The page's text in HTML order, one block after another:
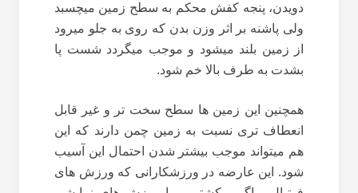
دویدن، پنجه کفش محکم به سطح زمین میچسبد
ولی پاشنه بر اثر وزن بدن که روی به جلو میرود
از زمین بلند میشود و موجب میگردد شست پا
بشدت به طرف بالا خم شود.
همچنین این زمین ها سطح سخت تر و غیر قابل
انعطاف تری نسبت به زمین چمن دارند که این
هم میتواند موجب بیشتر شدن احتمال این آسیب
شود. این عارضه در ورزشکارانی که ورزش های